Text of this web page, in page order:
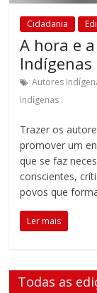
e
acompanhar
realizações
dos
alunos.
propósito
da
Educatrix!
Cidadania
A hora e
Indígenas
Autores
Indígenas
Trazer os
promover um
que se faz
conscientes,
povos que
Ler mais
Todas as